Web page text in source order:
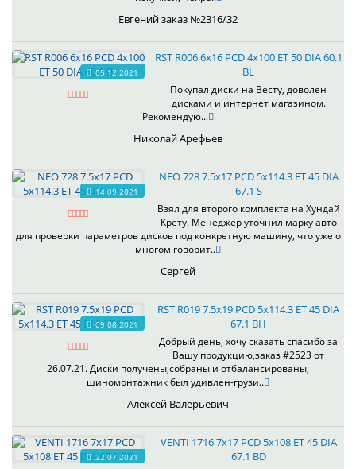
Евгений заказ №2316/32
05.12.2021
RST R006 6x16 PCD 4x100 ET 50 DIA 60.1
BL
Покупал диски на Весту, доволен
дисками и интернет магазином.
Рекомендую...
Николай Арефьев
14.09.2021
NEO 728 7.5x17 PCD 5x114.3 ET 45 DIA
67.1 S
Взял для второго комплекта на Хундай
Крету. Менеджер уточнил марку авто
для проверки параметров дисков под конкретную машину, что уже о
многом говорит..
Сергей
09.08.2021
RST R019 7.5x19 PCD 5x114.3 ET 45 DIA
67.1 BH
Добрый день, хочу сказать спасибо за
Вашу продукцию,заказ #2523 от
26.07.21. Диски получены,собраны и отбалансированы,
шиномонтажник был удивлен-грузи..
Алексей Валерьевич
22.07.2021
VENTI 1716 7x17 PCD 5x108 ET 45 DIA
67.1 BD